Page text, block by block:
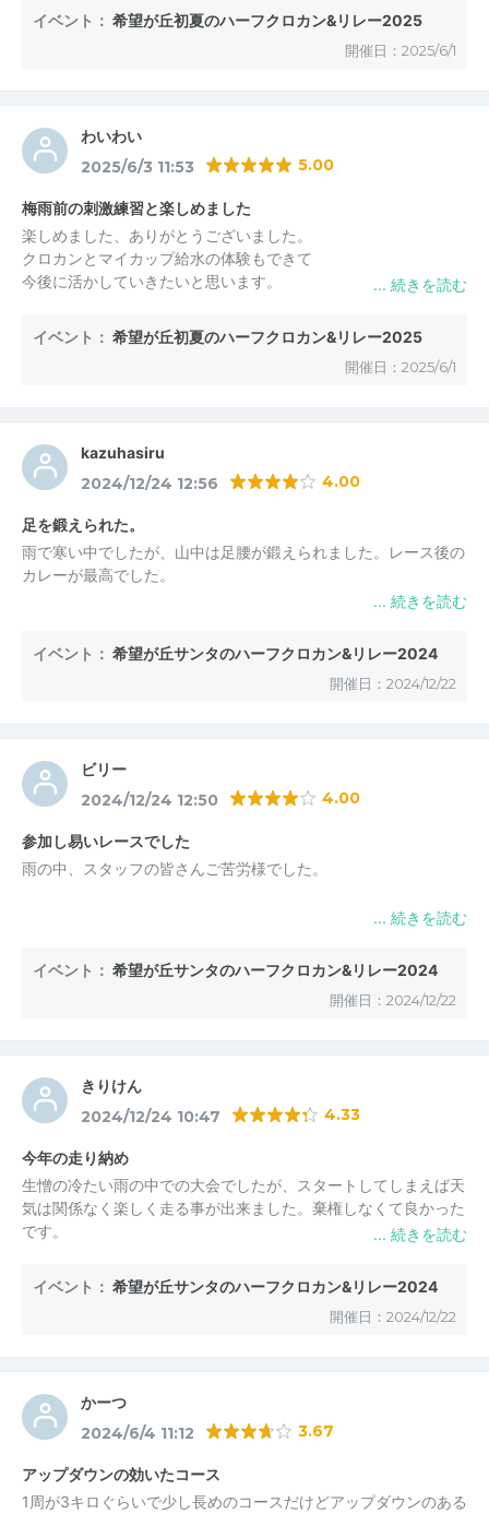
もとても満足です。
公園が充実してて気持ちよく走れました。
イベント： 希望が丘初夏のハーフクロカン&リレー2025
開催日：2025/6/1
わいわい
2025/6/3 11:53 5.00
梅雨前の刺激練習と楽しめました
楽しめました、ありがとうございました。
クロカンとマイカップ給水の体験もできて
今後に活かしていきたいと思います。
いただきました。
チームサンタさんのサポートもしっかりされていて
イベント： 希望が丘初夏のハーフクロカン&リレー2025
開催日：2025/6/1
kazuhasiru
2024/12/24 12:56 4.00
足を鍛えられた。
雨で寒い中でしたが、山中は足腰が鍛えられました。レース後の
カレーが最高でした。
イベント： 希望が丘サンタのハーフクロカン&リレー2024
開催日：2024/12/22
ビリー
2024/12/24 12:50 4.00
参加し易いレースでした
雨の中、スタッフの皆さんご苦労様でした。
イベント： 希望が丘サンタのハーフクロカン&リレー2024
開催日：2024/12/22
きりけん
2024/12/24 10:47 4.33
今年の走り納め
生憎の冷たい雨の中での大会でしたが、スタートしてしまえば天
気は関係なく楽しく走る事が出来ました。棄権しなくて良かった
です。
た。
スタッフの皆さんありがとうございました。
イベント： 希望が丘サンタのハーフクロカン&リレー2024
開催日：2024/12/22
かーつ
2024/6/4 11:12 3.67
アップダウンの効いたコース
1周が3キロぐらいで少し長めのコースだけどアップダウンのある